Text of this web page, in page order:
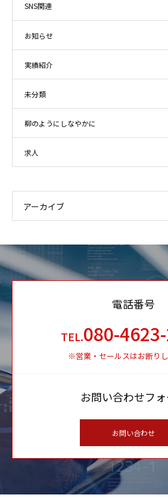
SNS関連
お知らせ
実績紹介
未分類
柳のようにしなやかに
求人
アーカイブ
電話番号
TEL.080-
※営業・セールスはお断り
お問い合わせフ
お問い合わせ